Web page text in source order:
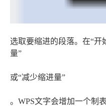
选取要缩进的段落。在“开
量”
或“减少缩进量”
。WPS文字会增加一个制